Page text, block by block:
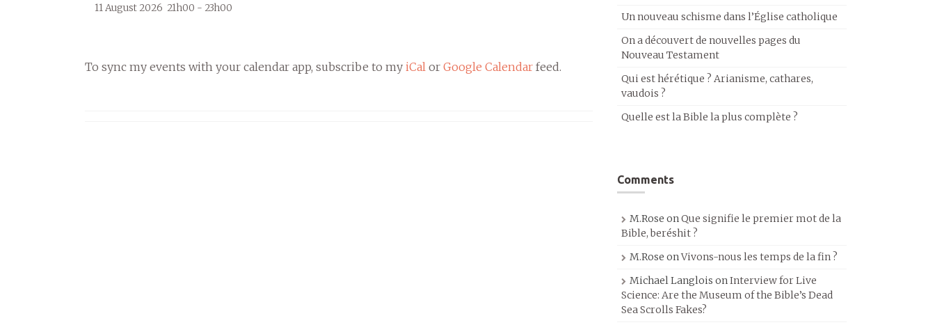
11 August 2026 21h00 - 23h00
To sync my events with your calendar app, subscribe to my iCal or Google Calendar feed.
Un nouveau schisme dans l’Église catholique
On a découvert de nouvelles pages du
Nouveau Testament
Qui est hérétique ? Arianisme, cathares,
vaudois ?
Quelle est la Bible la plus complète ?
Comments
M.Rose onQue signifie le premier mot de la
Bible, beréshit ?
M.Rose onVivons-nous les temps de la fin ?
Michael Langlois onInterview for Live
Science: Are the Museum of the Bible’s Dead
Sea Scrolls Fakes?